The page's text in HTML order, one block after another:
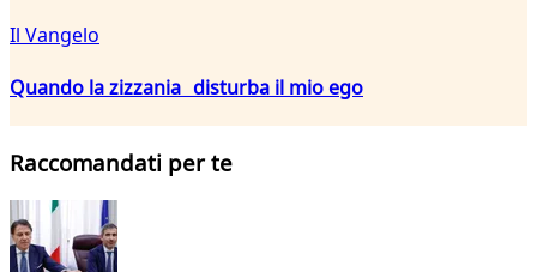
Il Vangelo
Quando la zizzania disturba il mio ego
Raccomandati per te